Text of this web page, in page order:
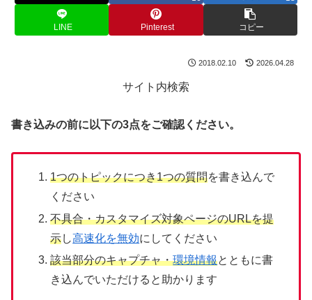
LINE Pinterest コピー
2018.02.10 2026.04.28
サイト内検索
書き込みの前に以下の3点をご確認ください。
1つのトピックにつき1つの質問を書き込んで
ください
不具合・カスタマイズ対象ページのURLを提
示し高速化を無効にしてください
該当部分のキャプチャ・環境情報とともに書
き込んでいただけると助かります